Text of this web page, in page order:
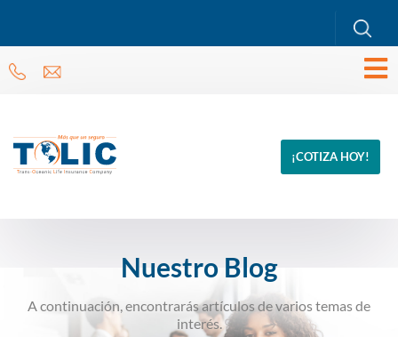
¡COTIZA HOY!
Nuestro Blog
A continuación, encontrarás artículos de varios temas de
interés.